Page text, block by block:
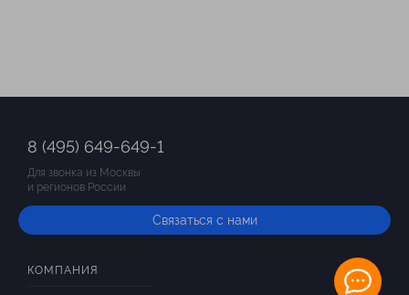
8 (495) 649-649-1
Для звонка из Москвы
и регионов России
Связаться с нами
КОМПАНИЯ